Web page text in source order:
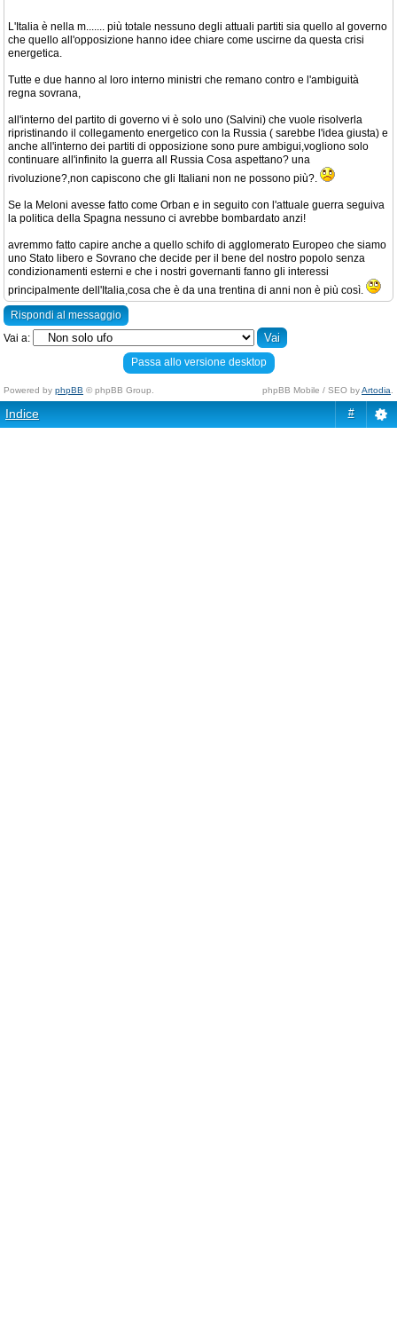
L'Italia è nella m....... più totale nessuno degli attuali partiti sia quello al governo
che quello all'opposizione hanno idee chiare come uscirne da questa crisi
energetica.
Tutte e due hanno al loro interno ministri che remano contro e l'ambiguità
regna sovrana,
all'interno del partito di governo vi è solo uno (Salvini) che vuole risolverla
ripristinando il collegamento energetico con la Russia ( sarebbe l'idea giusta) e
anche all'interno dei partiti di opposizione sono pure ambigui,vogliono solo
continuare all'infinito la guerra all Russia Cosa aspettano? una
rivoluzione?,non capiscono che gli Italiani non ne possono più?.
Se la Meloni avesse fatto come Orban e in seguito con l'attuale guerra seguiva
la politica della Spagna nessuno ci avrebbe bombardato anzi!
avremmo fatto capire anche a quello schifo di agglomerato Europeo che siamo
uno Stato libero e Sovrano che decide per il bene del nostro popolo senza
condizionamenti esterni e che i nostri governanti fanno gli interessi
principalmente dell'Italia,cosa che è da una trentina di anni non è più così.
Rispondi al messaggio
Vai a:
Passa allo versione desktop
Powered by phpBB © phpBB Group. phpBB Mobile / SEO byArtodia
Indice #